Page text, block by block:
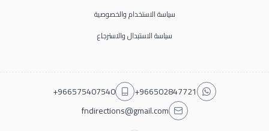
سياسة الاستخدام والخصوصية
سياسة الاستبدال والاسترجاع
+966502847721
+966575407540
fndirections@gmail.com